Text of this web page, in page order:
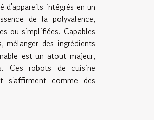
intégrés en un
de la polyvalence,
ou simplifiées. Capables
des ingrédients
est un atout majeur,
Ces robots de cuisine
s'affirment comme des